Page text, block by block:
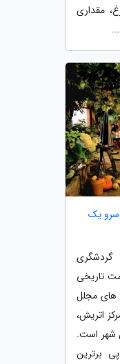
مقداری
سرو یک
گردشگری
تاریخی
های مجلل
اتریش،
شهر است.
برترین